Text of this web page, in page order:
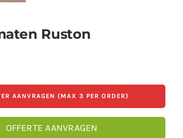
Ruston
AANVRAGEN (MAX 3 PER ORDER)
OFFERTE AANVRAGEN